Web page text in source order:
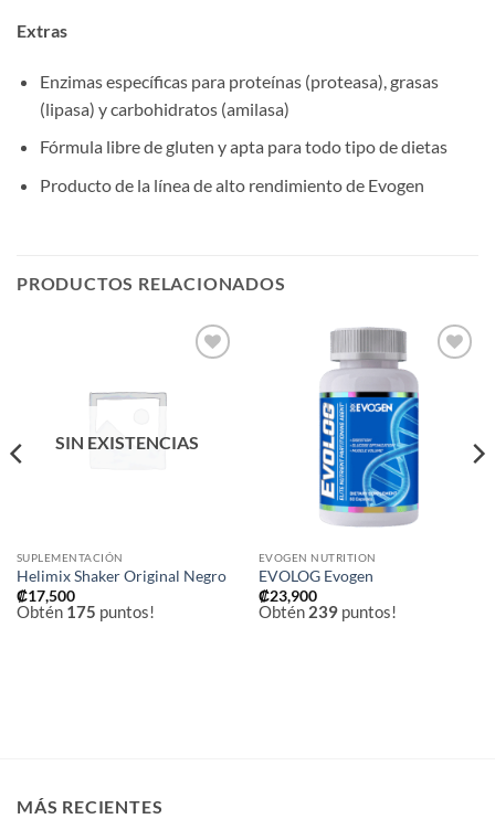
Extras
Enzimas específicas para proteínas (proteasa), grasas
(lipasa) y carbohidratos (amilasa)
Fórmula libre de gluten y apta para todo tipo de dietas
Producto de la línea de alto rendimiento de Evogen
PRODUCTOS RELACIONADOS
SIN EXISTENCIAS
SUPLEMENTACIÓN
Helimix Shaker Original Negro
₡17,500
Obtén 175 puntos!
EVOGEN NUTRITION
EVOLOG Evogen
₡23,900
Obtén 239puntos!
MÁS RECIENTES